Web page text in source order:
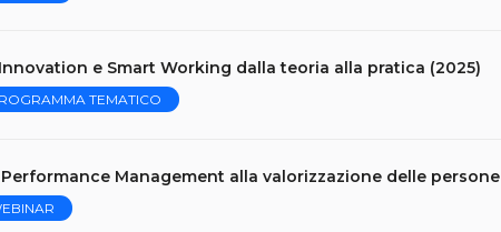
e Smart Working dalla teoria alla pratica (2025)
TEMATICO
Performance Management alla valorizzazione delle persone